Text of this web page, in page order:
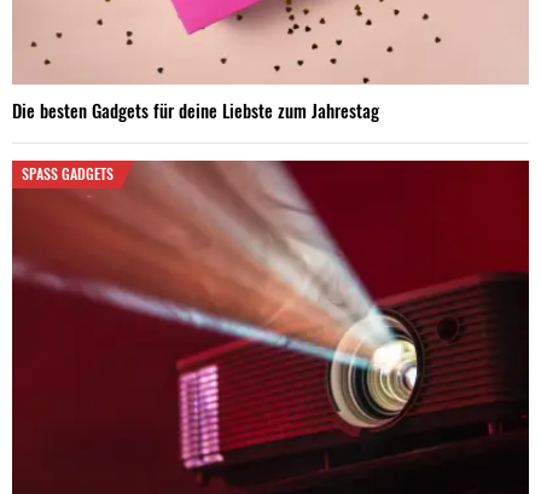
Die besten Gadgets für deine Liebste zum Jahrestag
SPASS GADGETS